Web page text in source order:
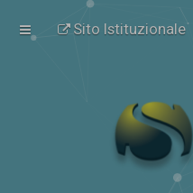
Sito Istituzionale